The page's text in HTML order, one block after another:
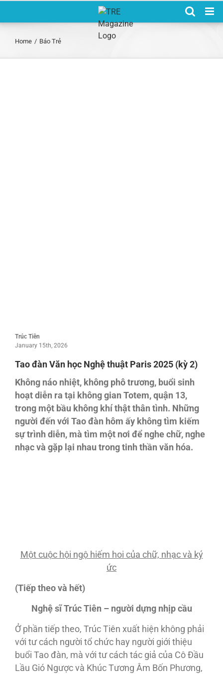
Home / Báo Trẻ
Trúc Tiên
January 15th, 2026
Tao đàn Văn học Nghệ thuật Paris 2025 (kỳ 2)
Không náo nhiệt, không phô trương, buổi sinh
hoạt diễn ra tại không gian Totem, quận 13,
trong một bầu không khí thật thân tình. Những
người đến với Tao đàn hôm ấy không tìm kiếm
sự trình diễn, mà tìm một nơi để nghe chữ, nghe
nhạc và gặp lại nhau trong tinh thần văn hóa.
Một cuộc hội ngộ hiếm hoi của chữ, nhạc và ký
ức
(Tiếp theo và hết)
Nghệ sĩTrúc Tiên – người dựng nhịp cầu
Ở phần tiếp theo, Trúc Tiên xuất hiện không phải
với tư cách người tổ chức hay người giới thiệu
buổi Tao đàn, mà với tư cách tác giả của Cô Đầu
Lầu Gió Ngược và Khúc Tương Âm Bốn Phương,